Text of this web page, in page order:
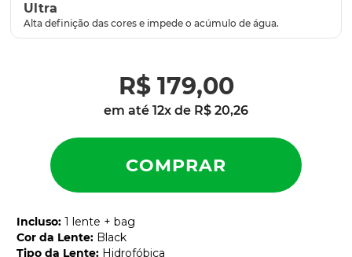
Ultra
R$ 179,00
em até 12x de R$ 20,26
Incluso: 1 lente + bag
Cor da Lente: Black
Tipo da Lente: Hidrofóbica